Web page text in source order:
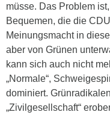
müsse. Das Problem
Bequemen, die die
Meinungsmacht in
aber von Grünen
kann sich auch nicht
„Normale“,
dominiert.
„Zivilgesellschaft“